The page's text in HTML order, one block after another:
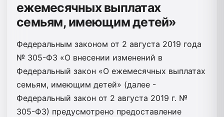
ежемесячных выплатах
семьям, имеющим детей»
Федеральным законом от 2 августа 2019 года
№ 305-ФЗ «О внесении изменений в
Федеральный закон «О ежемесячных выплатах
семьям, имеющим детей» (далее -
Федеральный закон от 2 августа 2019 г. №
305-ФЗ) предусмотрено предоставление